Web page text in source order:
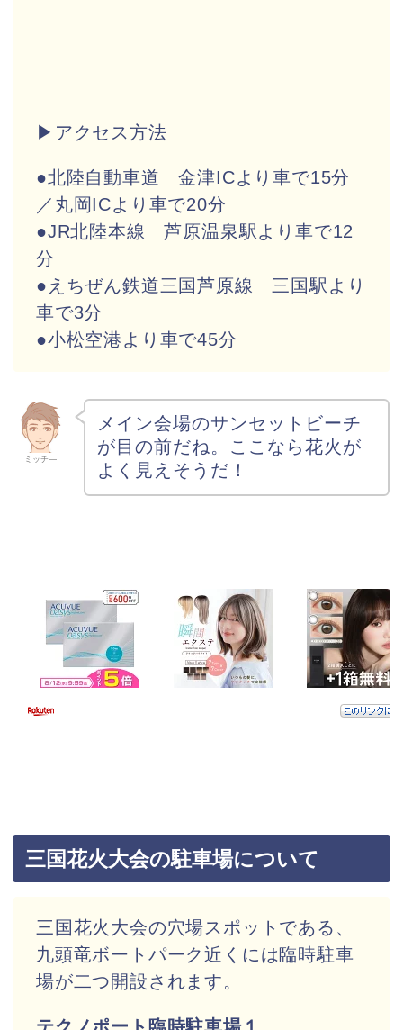
▶アクセス方法
●北陸自動車道 金津ICより車で15分
／丸岡ICより車で20分
●JR北陸本線 芦原温泉駅より車で12
分
●えちぜん鉄道三国芦原線 三国駅より
車で3分
●小松空港より車で45分
ミッチ―
メイン会場のサンセットビーチ
が目の前だね。ここなら花火が
よく見えそうだ！
三国花火大会の駐車場について
三国花火大会の穴場スポットである、
九頭竜ボートパーク近くには臨時駐車
場が二つ開設されます。